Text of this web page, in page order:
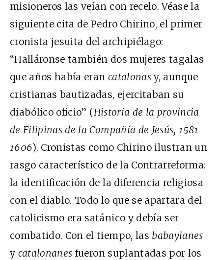
misioneros las veían con recelo. Véase la
siguiente cita de Pedro Chirino, el primer
cronista jesuita del archipiélago:
“Halláronse también dos mujeres tagalas
que años había eran catalonasy, aunque
cristianas bautizadas, ejercitaban su
diabólico oficio” (Historia de la provincia
de Filipinas de la Compañía de Jesús, 1581-
1606). Cronistas como Chirino ilustran un
rasgo característico de la Contrarreforma:
la identificación de la diferencia religiosa
con el diablo. Todo lo que se apartara del
catolicismo era satánico y debía ser
combatido. Con el tiempo, las babaylanes
y catalonanes fueron suplantadas por los